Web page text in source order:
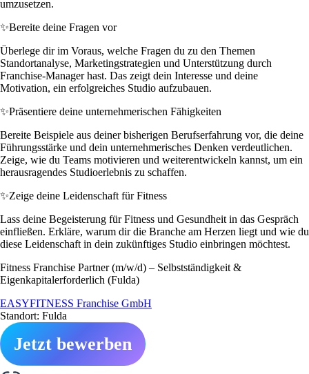
umzusetzen.
✨Bereite deine Fragen vor
Überlege dir im Voraus, welche Fragen du zu den Themen
Standortanalyse, Marketingstrategien und Unterstützung durch
Franchise-Manager hast. Das zeigt dein Interesse und deine
Motivation, ein erfolgreiches Studio aufzubauen.
✨Präsentiere deine unternehmerischen Fähigkeiten
Bereite Beispiele aus deiner bisherigen Berufserfahrung vor, die deine
Führungsstärke und dein unternehmerisches Denken verdeutlichen.
Zeige, wie du Teams motivieren und weiterentwickeln kannst, um ein
herausragendes Studioerlebnis zu schaffen.
✨Zeige deine Leidenschaft für Fitness
Lass deine Begeisterung für Fitness und Gesundheit in das Gespräch
einfließen. Erkläre, warum dir die Branche am Herzen liegt und wie du
diese Leidenschaft in dein zukünftiges Studio einbringen möchtest.
Fitness Franchise Partner (m/w/d) – Selbstständigkeit &
Eigenkapitalerforderlich (Fulda)
EASYFITNESS Franchise GmbH
Standort: Fulda
Jetzt bewerben